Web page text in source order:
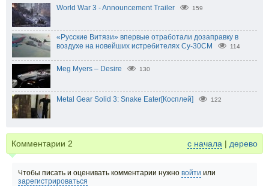
World War 3 - Announcement Trailer 159
«Русские Витязи» впервые отработали дозаправку в
воздухе на новейших истребителях Су-30СМ
114
Meg Myers – Desire 130
Metal Gear Solid 3: Snake Eater[Косплей] 122
Комментарии 2 с начала | дерево
Чтобы писать и оценивать комментарии нужно войти или
зарегистрироваться